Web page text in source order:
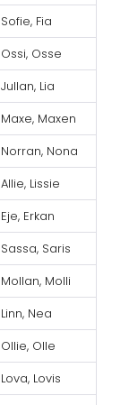
Sofie, Fia
Ossi, Osse
Jullan, Lia
Maxe, Maxen
Norran, Nona
Allie, Lissie
Eje, Erkan
Sassa, Saris
Mollan, Molli
Linn, Nea
Ollie, Olle
Lova, Lovis